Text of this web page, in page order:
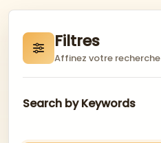
Filtres
Affinez votre recherche
Search by Keywords